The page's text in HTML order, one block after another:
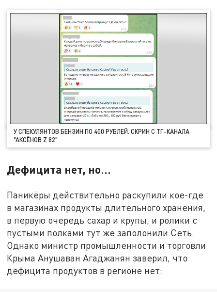
У СПЕКУЛЯНТОВ БЕНЗИН ПО 400 РУБЛЕЙ. СКРИН С ТГ-КАНАЛА
"АКСЁНОВ Z 82"
Дефицита нет, но…
Паникёры действительно раскупили кое-где
в магазинах продукты длительного хранения,
в первую очередь сахар и крупы, и ролики с
пустыми полками тут же заполонили Сеть.
Однако министр промышленности и торговли
Крыма Анушаван Агаджанян заверил, что
дефицита продуктов в регионе нет: